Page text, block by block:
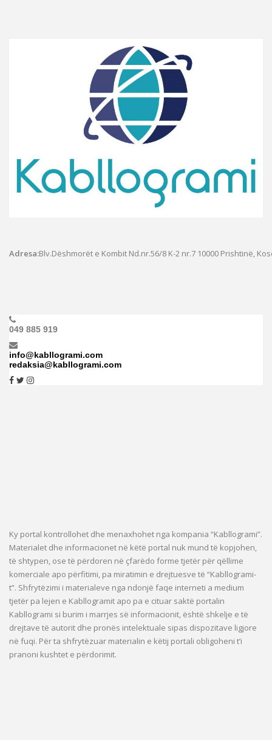
Adresa:Blv.Dëshmorët e Kombit Nd.nr.56/8 K-2 nr.7 10000 Prishtinë,
049 885 919
info@kabllogrami.com
redaksia@kabllogrami.com
Ky portal kontrollohet dhe menaxhohet nga kompania “Kabllogrami”.
Materialet dhe informacionet në këtë portal nuk mund të kopjohen,
të shtypen, ose të përdoren në çfarëdo forme tjetër për qëllime
komerciale apo përfitimi, pa miratimin e drejtuesve të “Kabllogrami-
t”. Shfrytëzimi i materialeve nga ndonjë faqe interneti a medium
tjetër pa lejen e Kabllogramit apo pa e cituar saktë portalin
Kabllogrami si burim i marrjes së informacionit, është shkelje e të
drejtave të autorit dhe pronës intelektuale sipas dispozitave ligjore
në fuqi. Për ta shfrytëzuar materialin e këtij portali obligoheni t’i
pranoni kushtet e përdorimit.